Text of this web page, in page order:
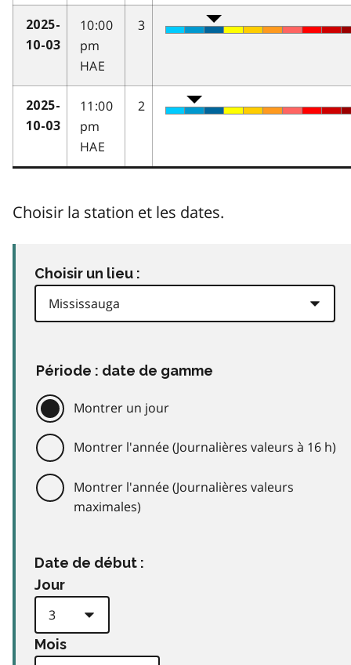
2025-
10-03
10:00
pm
HAE
3
2025-
10-03
11:00
pm
HAE
2
Choisir la station et les dates.
Choisir un lieu :
Période : date de gamme
Montrer un jour
Montrer l'année (Journalières valeurs à 16 h)
Montrer l'année (Journalières valeurs
maximales)
Date de début :
Jour
Mois